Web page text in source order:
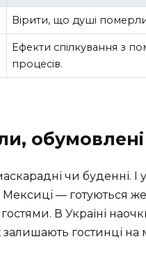
Вірити, що душі
Ефекти спілкування з
процесів.
чи буденні.
Мексиці — готуються
В Україні
гостинці на